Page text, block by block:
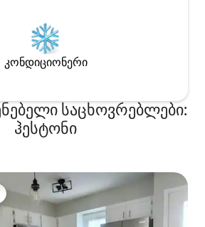
კონდიციონერი
საცხოვრებლები:
ჰესტონი